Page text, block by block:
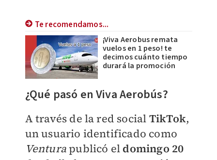
Te recomendamos...
¡Viva Aerobus remata
vuelos en 1 peso! te
decimos cuánto tiempo
durará la promoción
¿Qué pasó en Viva Aerobús?
A través de la red social TikTok,
un usuario identificado como
Venturapublicó el domingo 20